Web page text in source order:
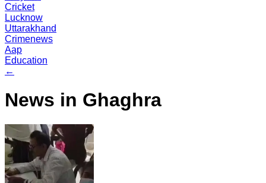
Cricket
Lucknow
Uttarakhand
Crimenews
Aap
Education
←
News in Ghaghra